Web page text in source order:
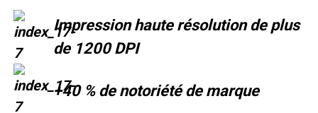
Impression haute résolution de plus
de 1200 DPI
+40 % de notoriété de marque